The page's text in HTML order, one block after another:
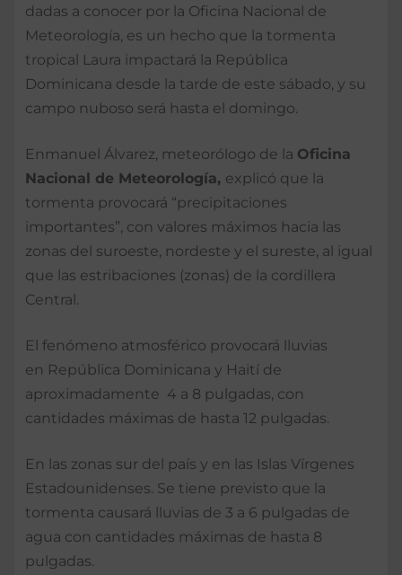
dadas a conocer por la Oficina Nacional de
Meteorología, es un hecho que la tormenta
tropical Laura impactará la República
Dominicana desde la tarde de este sábado, y su
campo nuboso será hasta el domingo.
Enmanuel Álvarez, meteorólogo de la Oficina
Nacional de Meteorología, explicó que la
tormenta provocará “precipitaciones
importantes”, con valores máximos hacia las
zonas del suroeste, nordeste y el sureste, al igual
que las estribaciones (zonas) de la cordillera
Central.
El fenómeno atmosférico provocará lluvias
en República Dominicana y Haití de
aproximadamente 4 a 8 pulgadas, con
cantidades máximas de hasta 12 pulgadas.
En las zonas sur del país y en las Islas Vírgenes
Estadounidenses. Se tiene previsto que la
tormenta causará lluvias de 3 a 6 pulgadas de
agua con cantidades máximas de hasta 8
pulgadas.